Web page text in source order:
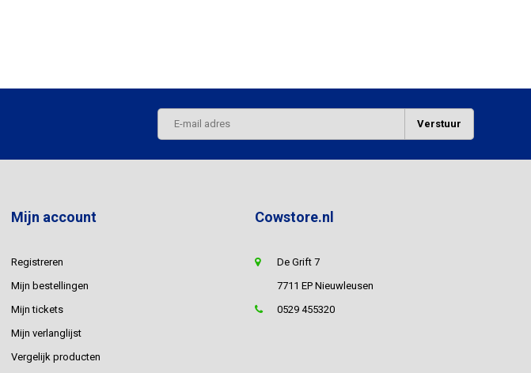
Verstuur
Mijn account
Registreren
Mijn bestellingen
Mijn tickets
Mijn verlanglijst
Vergelijk producten
Cowstore.nl
De Grift 7
7711 EP Nieuwleusen
0529 455320